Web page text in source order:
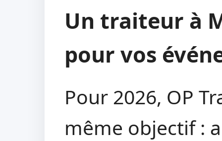
Un traiteur à
pour vos
Pour 2026, OP
même objectif :